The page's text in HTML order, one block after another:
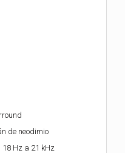
de neodimio
Hz a 21 kHz